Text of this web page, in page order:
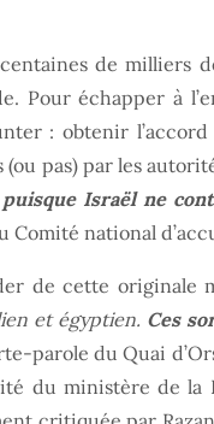
de milliers
Pour échapper à
: obtenir
pas) par les
Israël ne
Comité national
de cette originale
et égyptien. Ces
parole du Quai
du ministère de la